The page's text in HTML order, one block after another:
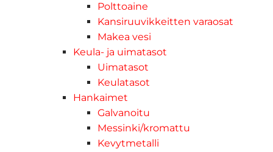
Polttoaine
Kansiruuvikkeitten varaosat
Makea vesi
Keula- ja uimatasot
Uimatasot
Keulatasot
Hankaimet
Galvanoitu
Messinki/kromattu
Kevytmetalli